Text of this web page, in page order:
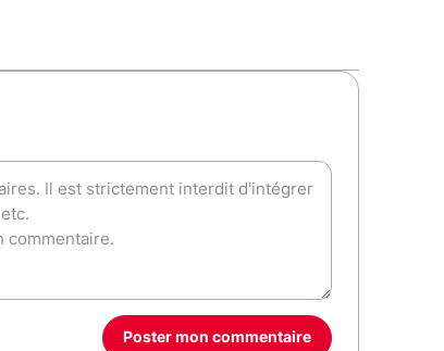
Poster mon commentaire